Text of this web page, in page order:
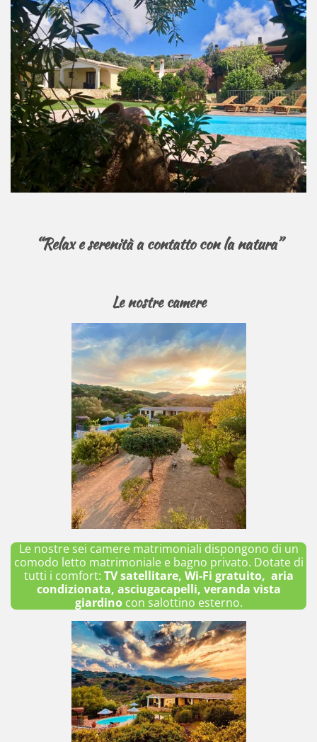
“Relax e serenità a contatto con la natura”
Le nostre camere
Le nostre sei camere matrimoniali dispongono di un
comodo letto matrimoniale e bagno privato. Dotate di
tutti i comfort: TV satellitare, Wi-Fi gratuito, aria
condizionata, asciugacapelli, veranda vista
giardinocon salottino esterno.